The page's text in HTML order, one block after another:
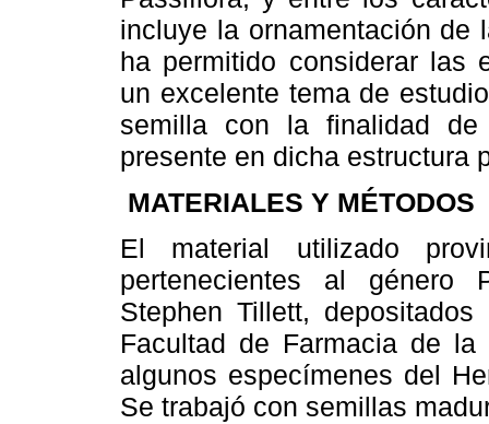
incluye la ornamentación de
ha permitido considerar las
un excelente tema de
semilla con la finalidad de
presente en dicha estructura
MATERIALES Y MÉTODOS
El material utilizado
pertenecientes al género
Stephen Tillett,
Facultad de Farmacia de
algunos especímenes del
Se trabajó con semillas